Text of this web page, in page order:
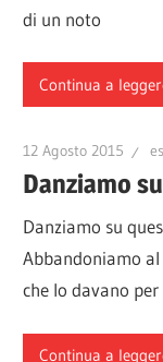
di un noto
Continua a
12 Agosto 2015
Danziamo
Danziamo su
Abbandoniamo
che lo davano
Continua a